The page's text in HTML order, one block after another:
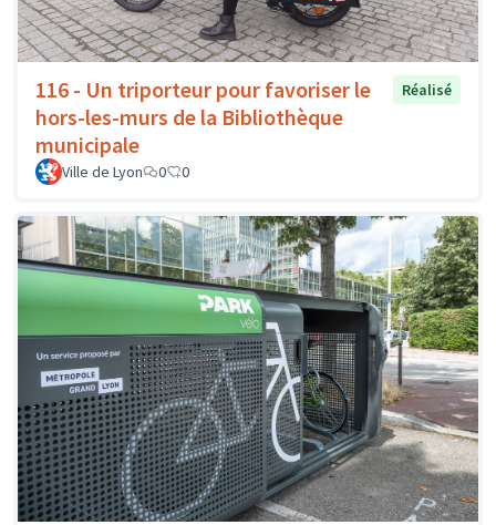
116 - Un triporteur pour favoriser le
hors-les-murs de la Bibliothèque
municipale
Réalisé
Ville de Lyon 0 0